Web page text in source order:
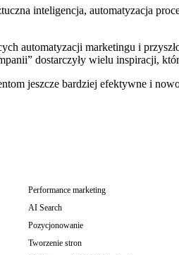
inteligencja, automatyzacja
automatyzacji marketingu i
dostarczyły wielu inspiracji,
jeszcze bardziej efektywne i
Performance marketing
AI Search
Pozycjonowanie
Tworzenie stron